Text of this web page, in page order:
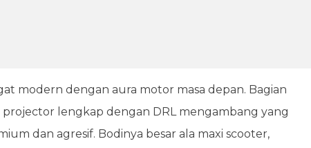
modern dengan aura motor masa depan. Bagian
lengkap dengan DRL mengambang yang
dan agresif. Bodinya besar ala maxi scooter,